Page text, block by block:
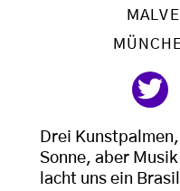
Drei
Sonne, aber
lacht uns ein